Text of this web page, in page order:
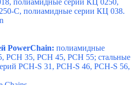
полиамидные серии КЦ 0250,
С, полиамидные серии КЦ 038.
PowerChain: полиамидные
PCH 35, PCH 45, PCH 55; стальные
PCH-S 31, PCH-S 46, PCH-S 56,